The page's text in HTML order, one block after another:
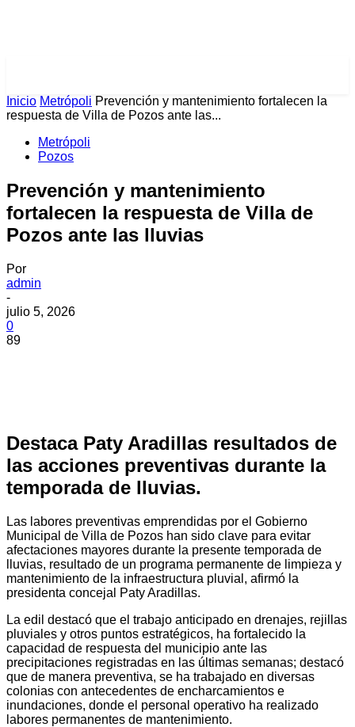
Inicio Metrópoli Prevención y mantenimiento fortalecen la
respuesta de Villa de Pozos ante las...
Metrópoli
Pozos
Prevención y mantenimiento
fortalecen la respuesta de Villa de
Pozos ante las lluvias
Por
admin
-
julio 5, 2026
0
89
Destaca Paty Aradillas resultados de
las acciones preventivas durante la
temporada de lluvias.
Las labores preventivas emprendidas por el Gobierno
Municipal de Villa de Pozos han sido clave para evitar
afectaciones mayores durante la presente temporada de
lluvias, resultado de un programa permanente de limpieza y
mantenimiento de la infraestructura pluvial, afirmó la
presidenta concejal Paty Aradillas.
La edil destacó que el trabajo anticipado en drenajes, rejillas
pluviales y otros puntos estratégicos, ha fortalecido la
capacidad de respuesta del municipio ante las
precipitaciones registradas en las últimas semanas; destacó
que de manera preventiva, se ha trabajado en diversas
colonias con antecedentes de encharcamientos e
inundaciones, donde el personal operativo ha realizado
labores permanentes de mantenimiento.